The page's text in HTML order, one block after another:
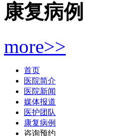
康复病例
more>>
首页
医院简介
医院新闻
媒体报道
医护团队
康复病例
咨询预约